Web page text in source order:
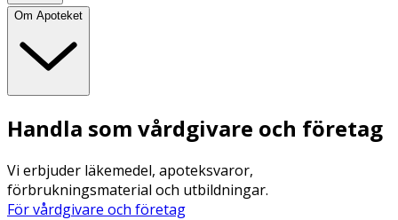
Om Apoteket
Handla som vårdgivare och företag
Vi erbjuder läkemedel, apoteksvaror,
förbrukningsmaterial och utbildningar.
För vårdgivare och företag